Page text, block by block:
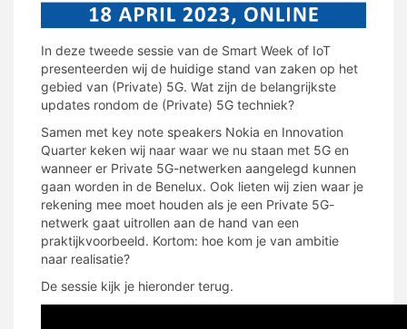
In deze tweede sessie van de Smart Week of IoT
presenteerden wij de huidige stand van zaken op het
gebied van (Private) 5G. Wat zijn de belangrijkste
updates rondom de (Private) 5G techniek?
Samen met key note speakers Nokia en Innovation
Quarter keken wij naar waar we nu staan met 5G en
wanneer er Private 5G-netwerken aangelegd kunnen
gaan worden in de Benelux. Ook lieten wij zien waar je
rekening mee moet houden als je een Private 5G-
netwerk gaat uitrollen aan de hand van een
praktijkvoorbeeld. Kortom: hoe kom je van ambitie
naar realisatie?
De sessie kijk je hieronder terug.